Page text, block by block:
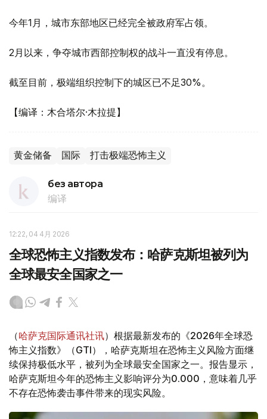
今年1月，城市东部地区已经完全被政府军占领。
2月以来，争夺城市西部控制权的战斗一直没有停息。
截至目前，极端组织控制下的城区已不足30%。
【编译：木合塔尔·木拉提】
黄金储备 国际 打击极端恐怖主义
без автора
编译
12:22, 04 4月 2026
全球恐怖主义指数发布：哈萨克斯坦被列为
全球最安全国家之一
（哈萨克国际通讯社讯）根据最新发布的《2026年全球恐
怖主义指数》（GTI），哈萨克斯坦在恐怖主义风险方面继
续保持极低水平，被列为全球最安全国家之一。报告显示，
哈萨克斯坦今年的恐怖主义影响评分为0.000，意味着几乎
不存在恐怖袭击事件带来的现实风险。